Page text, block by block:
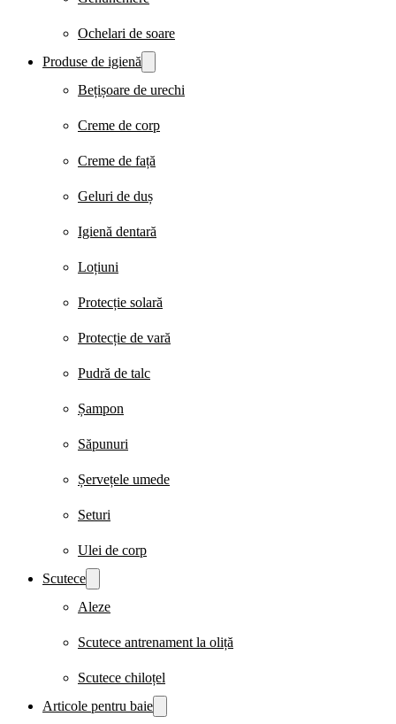
Ochelari de soare
Produse de igienă
Bețișoare de urechi
Creme de corp
Creme de față
Geluri de duș
Igienă dentară
Loțiuni
Protecție solară
Protecție de vară
Pudră de talc
Șampon
Săpunuri
Șervețele umede
Seturi
Ulei de corp
Scutece
Aleze
Scutece antrenament la oliță
Scutece chiloțel
Articole pentru baie